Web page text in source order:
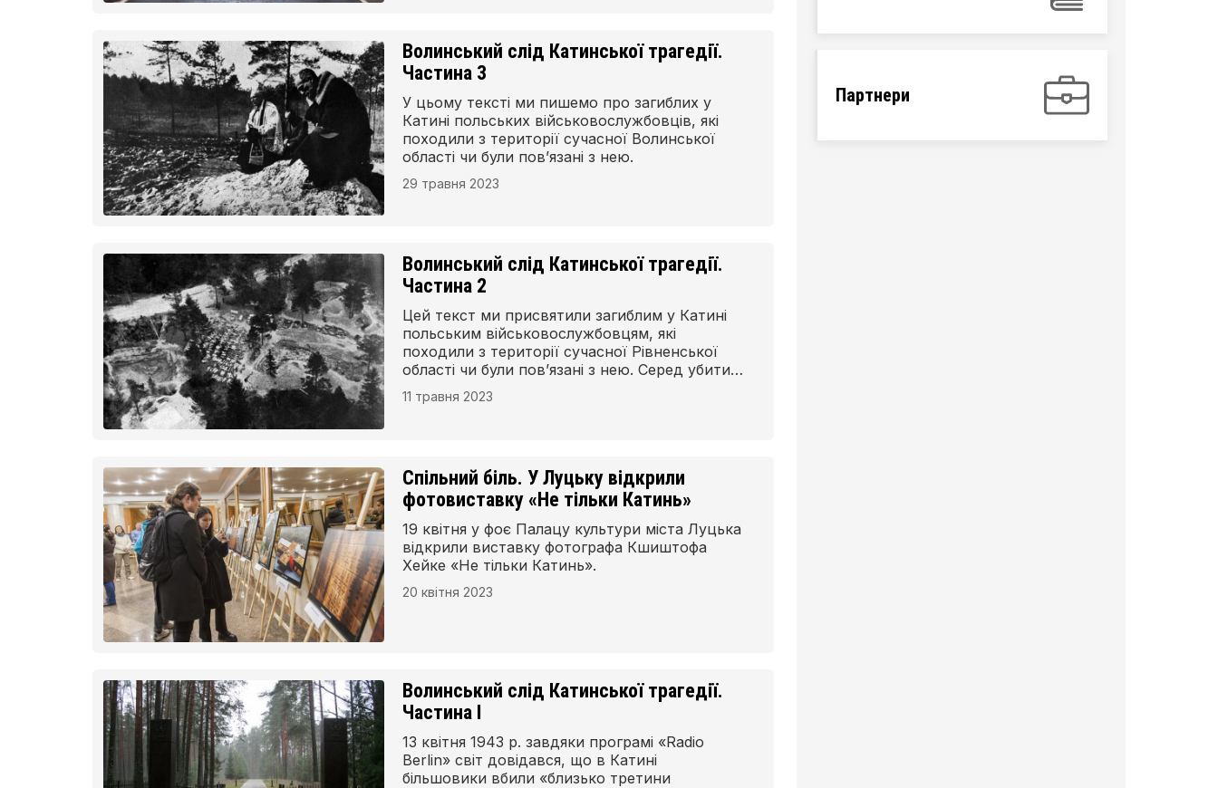
Волинський слід Катинської трагедії.
Частина 3
У цьому тексті ми пишемо про загиблих у
Катині польських військовослужбовців, які
походили з території сучасної Волинської
області чи були пов’язані з нею.
29 травня 2023
Волинський слід Катинської трагедії.
Частина 2
Цей текст ми присвятили загиблим у Катині
польським військовослужбовцям, які
походили з території сучасної Рівненської
області чи були пов’язані з нею. Серед убитих
радянськими катами – Інокентій Гловацький,
незаслужено забутий український
11 травня 2023
Спільний біль. У Луцьку відкрили
фотовиставку «Не тільки Катинь»
19 квітня у фоє Палацу культури міста Луцька
відкрили виставку фотографа Кшиштофа
Хейке «Не тільки Катинь».
20 квітня 2023
Волинський слід Катинської трагедії.
Частина І
13 квітня 1943 р. завдяки програмі «Radio
Berlin» світ довідався, що в Катині
більшовики вбили «близько третини
Партнери